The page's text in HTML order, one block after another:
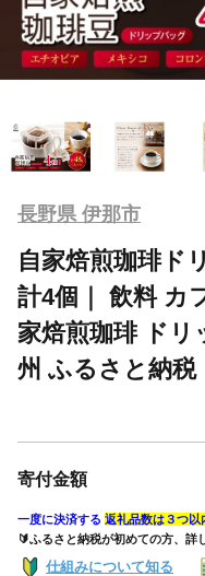
長野県 伊那市
自家焙煎珈琲ド
計4個｜ 飲料 カ
家焙煎珈琲 ドリ
州 ふるさと納税
寄付金額
一度に決済する 返礼品数は３つ以
🔰ふるさと納税が初めての方、詳
仕組みについて知る